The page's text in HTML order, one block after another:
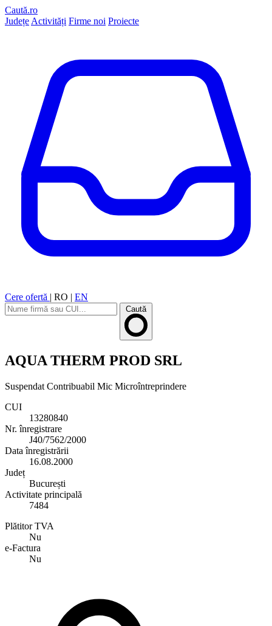
Caută.ro
Județe Activități Firme noi Proiecte
Cere ofertă | RO | EN
Caută
AQUA THERM PROD SRL
Suspendat Contribuabil Mic Microîntreprindere
CUI
13280840
Nr. înregistrare
J40/7562/2000
Data înregistrării
16.08.2000
Județ
București
Activitate principală
7484
Plătitor TVA
Nu
e-Factura
Nu